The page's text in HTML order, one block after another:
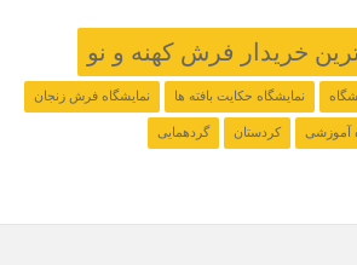
خریدار فرش کهنه و نو
نمایشگاه حکایت بافته ها نمایشگاه فرش زنجان
آموزشی کردستان گردهمایی